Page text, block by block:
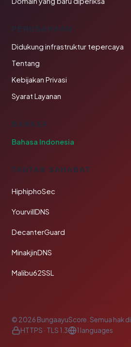
PERUSAHAAN
Didukung infrastruktur tepercaya
Tentang
Kebijakan Privasi
Syarat Layanan
BAHASA
Bahasa Indonesia
TAUTAN SAHABAT
HiphiphoSec
YourvillDNS
DecanterGuard
MinakjinDNS
Malibu62SSL
© 2026 BungaayuScore. Semua hak
HTTPS · TLS 1.3
1 languages